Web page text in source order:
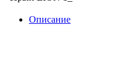
Описание